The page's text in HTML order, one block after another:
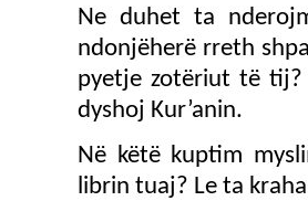
Ne duhet ta
ndonjëherë rreth
pyetje zotëriut të tij?
dyshoj Kur’anin.
Në këtë kuptim
librin tuaj? Le ta